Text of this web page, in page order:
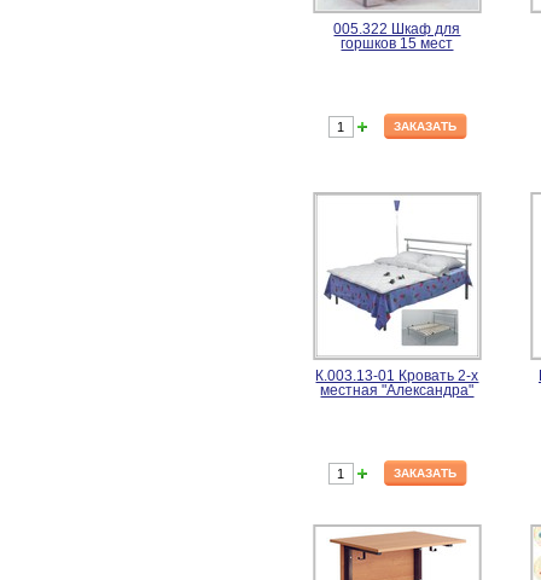
005.322 Шкаф для
горшков 15 мест
ЗАКАЗАТЬ
К.003.13-01 Кровать 2-х
местная "Александра"
ЗАКАЗАТЬ